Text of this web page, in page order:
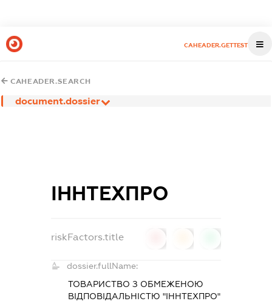
CAHEADER.GETTEST
CAHEADER.SEARCH
document.dossier
ІННТЕХПРО
riskFactors.title
dossier.fullName:
ТОВАРИСТВО З ОБМЕЖЕНОЮ
ВІДПОВІДАЛЬНІСТЮ "ІННТЕХПРО"